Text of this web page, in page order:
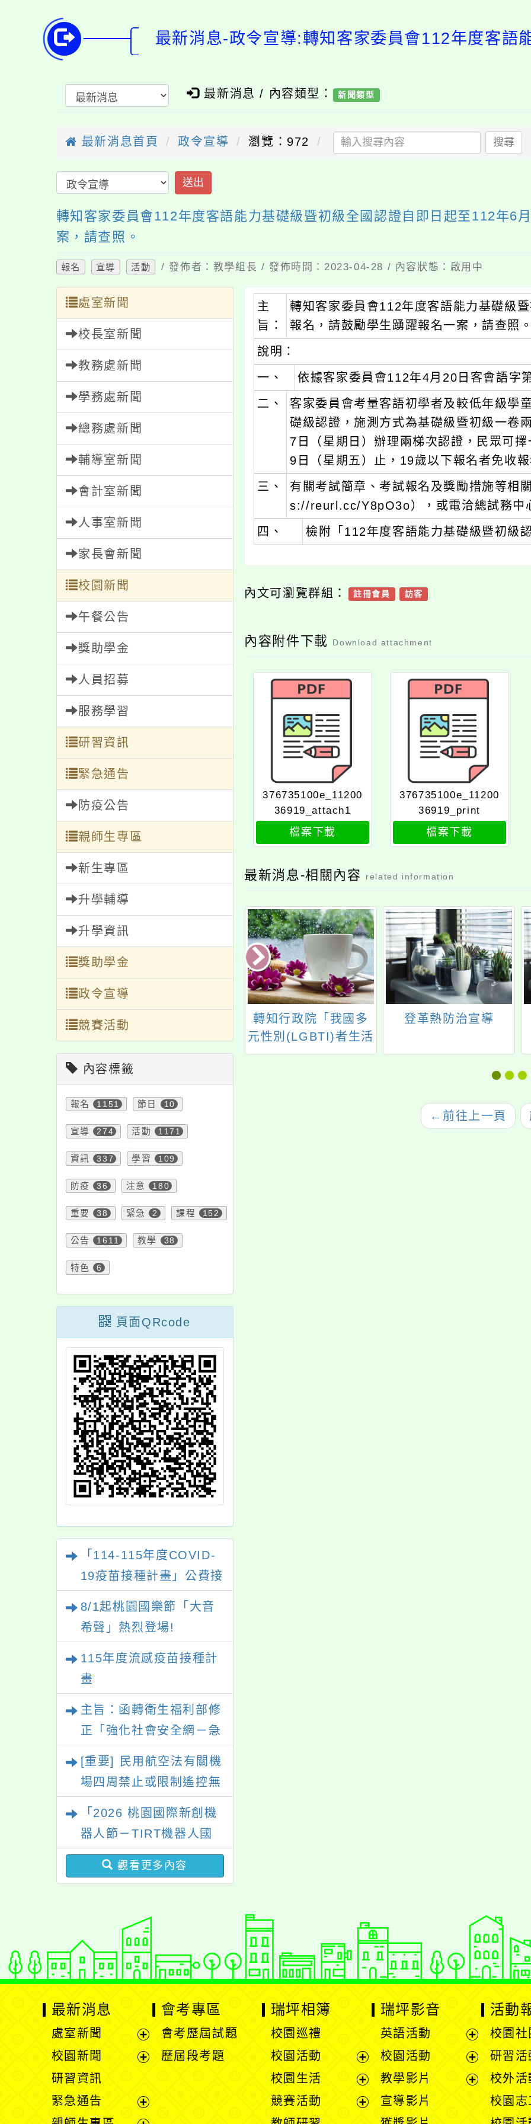
最新消息-政令宣導:轉知客家委員會112年度客語
最新消息 / 內容類型： 新聞類型
最新消息首頁 政令宣導 瀏覽：972 搜尋
送出
轉知客家委員會112年度客語能力基礎級暨初級全國認證自即日起至112年6
案，請查照。
報名 宣導 活動 / 發佈者：教學組長 / 發佈時間：2023-04-28 / 內容狀態：啟用中
處室新聞
校長室新聞
教務處新聞
學務處新聞
總務處新聞
輔導室新聞
會計室新聞
人事室新聞
家長會新聞
校園新聞
午餐公告
獎助學金
人員招募
服務學習
研習資訊
緊急通告
防疫公告
親師生專區
新生專區
升學輔導
升學資訊
獎助學金
政令宣導
競賽活動
內容標籤
報名 1151 節日 10
宣導 274 活動 1171
資訊 337 學習 109
防疫 36 注意 180
重要 38 緊急 2 課程 152
公告 1611 教學 38
特色 6
頁面QRcode
「114-115年度COVID-
19疫苗接種計畫」公費接
日止
8/1起桃園國樂節「大音
希聲」熱烈登場!
115年度流感疫苗接種計
畫
主旨：函轉衛生福利部修
正「強化社會安全網－急
請參考運用，請查照。
[重要] 民用航空法有關機
場四周禁止或限制遙控無
「2026 桃園國際新創機
器人節－TIRT機器人國
際賽」活動資訊
觀看更多內容
主
旨：
轉知客家委員會112年度客語能力基礎級
報名，請鼓勵學生踴躍報名一案，請查照。
說明：
一、
依據客家委員會112年4月20日客會語字
二、
客家委員會考量客語初學者及較低年級學
礎級認證，施測方式為基礎級暨初級一卷
7日（星期日）辦理兩梯次認證，民眾可
9日（星期五）止，19歲以下報名者免收報
三、
有關考試簡章、考試報名及獎勵措施等相
s://reurl.cc/Y8pO3o），或電洽總試務中
四、
檢附「112年度客語能力基礎級暨初級
內文可瀏覽群組： 註冊會員 訪客
內容附件下載 Download attachment
376735100e_11200
36919_attach1
檔案下載
376735100e_11200
36919_print
檔案下載
最新消息-相關內容 related information
生福利部辦理
及相關文件一
件日期自113年
，請查照。
轉知台灣國家婦女館
育宣導系列活動「看
見生活中的性別百
傳單各1份，請查照。
轉知行政院「我國多
元性別(LGBTI)者生活
狀況調查」委託研究
登革熱防治宣導
← 前往上一頁
最新消息
處室新聞
展
單
校園新聞
選
研習資訊
緊急通告
展
會考專區
會考歷屆試題
歷屆段考題
瑞坪相簿
校園巡禮
校園活動
展
選
校園生活
展
競賽活動
瑞坪影音
英語活動
展
選
校園活動
展
教學影片
宣導影片
活動
校園社
研習活
校外活
校園志